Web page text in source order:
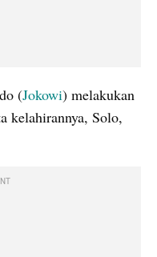
(Jokowi) melakukan
kelahirannya, Solo,